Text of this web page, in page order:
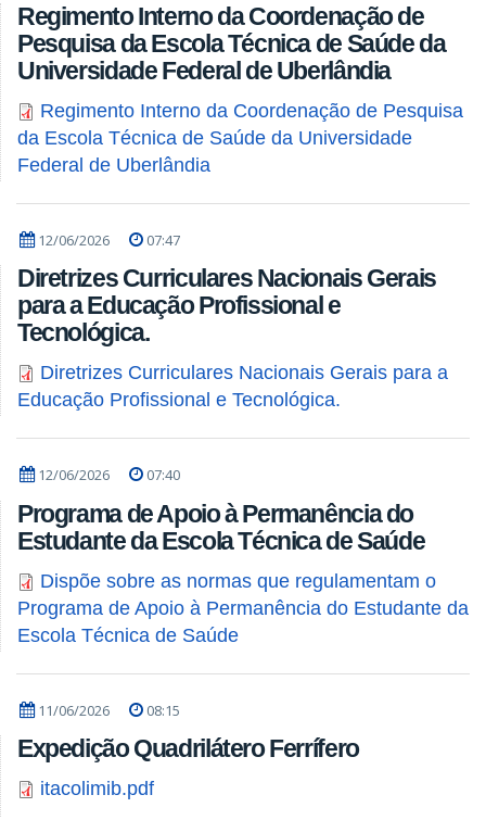
Regimento Interno da Coordenação de
Pesquisa da Escola Técnica de Saúde da
Universidade Federal de Uberlândia
Regimento Interno da Coordenação de Pesquisa
da Escola Técnica de Saúde da Universidade
Federal de Uberlândia
12/06/2026 07:47
Diretrizes Curriculares Nacionais Gerais
para a Educação Profissional e
Tecnológica.
Diretrizes Curriculares Nacionais Gerais para a
Educação Profissional e Tecnológica.
12/06/2026 07:40
Programa de Apoio à Permanência do
Estudante da Escola Técnica de Saúde
Dispõe sobre as normas que regulamentam o
Programa de Apoio à Permanência do Estudante da
Escola Técnica de Saúde
11/06/2026 08:15
Expedição Quadrilátero Ferrífero
itacolimib.pdf